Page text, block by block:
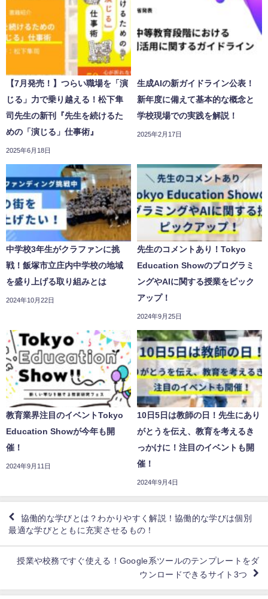
【7月発売！】つらい職場を「演
じる」力で乗り越える！松下隼
司先生の新刊『先生を続けるた
めの「演じる」仕事術』
2025年6月18日
生成AIの新ガイドライン公表！
新年度に備えて基本的な概念と
学校現場での実践を解説！
2025年2月17日
中学校3年生がクラファンに挑
戦！飯塚市立庄内中学校の地域
を盛り上げる取り組みとは
2024年10月22日
先生のコメントあり！Tokyo
Education Showのプログラミ
ングやAIに関する授業をピック
アップ！
2024年9月25日
教育業界注目のイベントTokyo
Education Showが今年も開
催！
2024年9月11日
10日5日は教師の日！先生にあり
がとうを伝え、教育を考えるき
っかけに！注目のイベントも開
催！
2024年9月4日
協働的な学びとは？わかりやすく解説！協働的な学びは個別
最適な学びとともに充実させるもの！
授業や校務ですぐ使える！Google系ツールのテンプレートをダ
ウンロードできるサイト3つ